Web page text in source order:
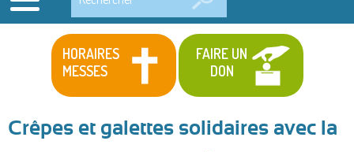
HORAIRES
MESSES
FAIRE UN
DON
Crêpes et galettes solidaires avec la